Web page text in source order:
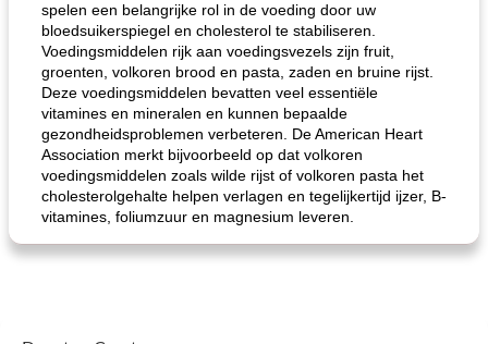
spelen een belangrijke rol in de voeding door uw
bloedsuikerspiegel en cholesterol te stabiliseren.
Voedingsmiddelen rijk aan voedingsvezels zijn fruit,
groenten, volkoren brood en pasta, zaden en bruine rijst.
Deze voedingsmiddelen bevatten veel essentiële
vitamines en mineralen en kunnen bepaalde
gezondheidsproblemen verbeteren. De American Heart
Association merkt bijvoorbeeld op dat volkoren
voedingsmiddelen zoals wilde rijst of volkoren pasta het
cholesterolgehalte helpen verlagen en tegelijkertijd ijzer, B-
vitamines, foliumzuur en magnesium leveren.